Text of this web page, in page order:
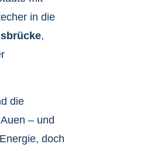
in die
,
die
– und
doch